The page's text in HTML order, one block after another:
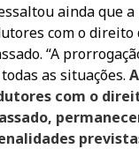
ainda que
com o
“A
as situações.
com o